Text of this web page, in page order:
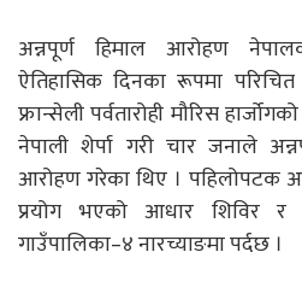
अन्नपूर्ण हिमाल आरोहण
ऐतिहासिक दिनका रूपमा
फ्रान्सेली पर्वतारोही मौरिस
नेपाली शेर्पा गरी चार जनाले
आरोहण गरेका थिए । पहिलोपटक
प्रयोग भएको आधार शिविर र
गाउँपालिका–४ नारच्याङमा पर्दछ ।